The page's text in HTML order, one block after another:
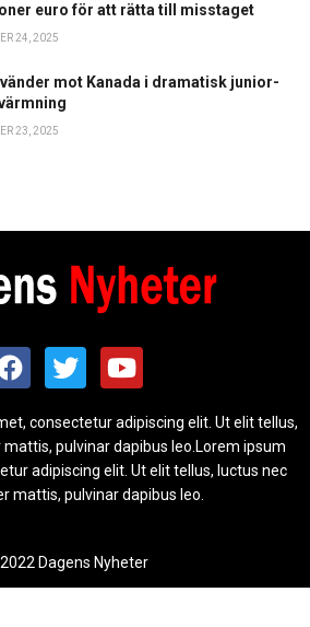
euro för att rätta till misstaget
24, 2025
mot Kanada i dramatisk junior-
23, 2025
consectetur adipiscing elit. Ut elit tellus,
pulvinar dapibus leo.Lorem ipsum
adipiscing elit. Ut elit tellus, luctus nec
mattis, pulvinar dapibus leo.
Dagens Nyheter